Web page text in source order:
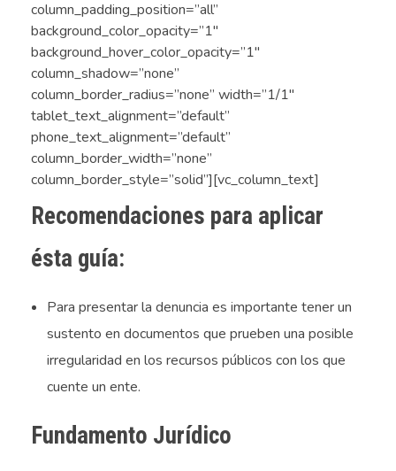
column_padding_position=”all”
background_color_opacity=”1″
background_hover_color_opacity=”1″
column_shadow=”none”
column_border_radius=”none” width=”1/1″
tablet_text_alignment=”default”
phone_text_alignment=”default”
column_border_width=”none”
column_border_style=”solid”][vc_column_text]
Recomendaciones para aplicar
ésta guía:
Para presentar la denuncia es importante tener un
sustento en documentos que prueben una posible
irregularidad en los recursos públicos con los que
cuente un ente.
Fundamento Jurídico